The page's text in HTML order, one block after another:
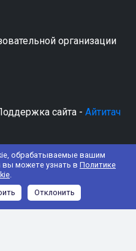
обрабатываемые вашим
можете узнать в Политике
.
Отклонить
организации
сайта - Айтитач
"Лада"